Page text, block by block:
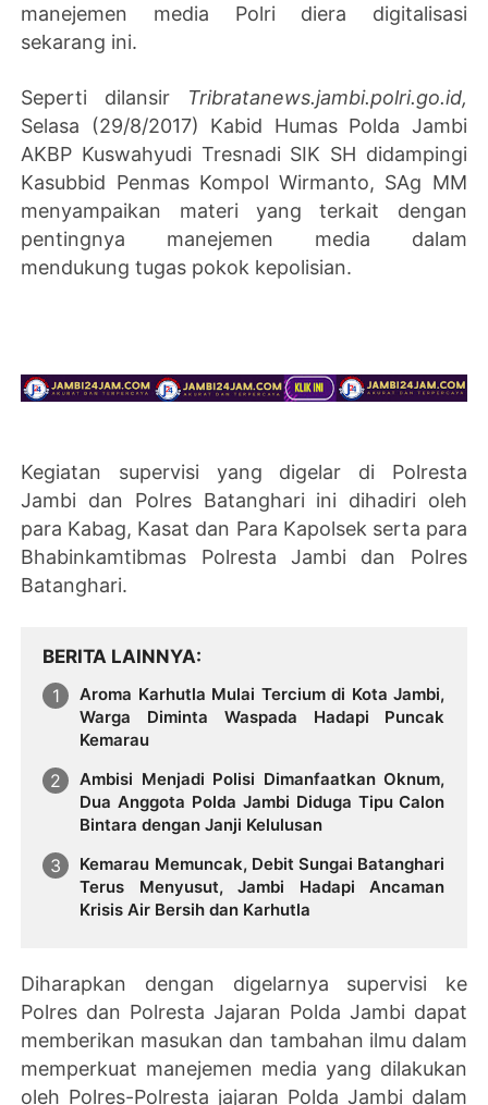
manejemen media Polri diera digitalisasi
sekarang ini.
Seperti dilansir
Tribratanews.jambi.polri.go.id,
Selasa (29/8/2017) Kabid Humas Polda Jambi
AKBP Kuswahyudi Tresnadi SIK SH didampingi
Kasubbid Penmas Kompol Wirmanto, SAg MM
menyampaikan materi yang terkait dengan
pentingnya manejemen media dalam
mendukung tugas pokok kepolisian.
Kegiatan supervisi yang digelar di Polresta
Jambi dan Polres Batanghari ini dihadiri oleh
para Kabag, Kasat dan Para Kapolsek serta para
Bhabinkamtibmas Polresta Jambi dan Polres
Batanghari.
BERITA LAINNYA
Aroma Karhutla Mulai Tercium di Kota Jambi,
Warga Diminta Waspada Hadapi Puncak
Kemarau
Ambisi Menjadi Polisi Dimanfaatkan Oknum,
Dua Anggota Polda Jambi Diduga Tipu Calon
Bintara dengan Janji Kelulusan
Kemarau Memuncak, Debit Sungai Batanghari
Terus Menyusut, Jambi Hadapi Ancaman
Krisis Air Bersih dan Karhutla
Diharapkan dengan digelarnya supervisi ke
Polres dan Polresta Jajaran Polda Jambi dapat
memberikan masukan dan tambahan ilmu dalam
memperkuat manejemen media yang dilakukan
oleh Polres-Polresta jajaran Polda Jambi dalam